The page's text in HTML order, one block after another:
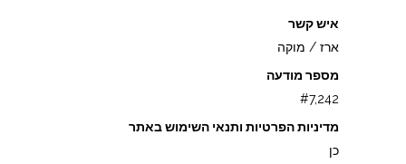
איש קשר
ארז / מוקה
מספר מודעה
#7,242
מדיניות הפרטיות ותנאי השימוש באתר
כן